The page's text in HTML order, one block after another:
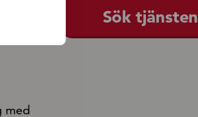
Sök tjänsten
med